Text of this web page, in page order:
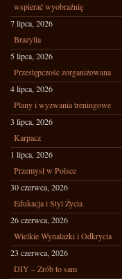
wspierać wyobraźnię
7 lipca, 2026
Brazylia
5 lipca, 2026
Przestępczośc zorganizowana
4 lipca, 2026
Plany i wyzwania treningowe
3 lipca, 2026
Karpacz
1 lipca, 2026
Przemysł w Polsce
30 czerwca, 2026
Edukacja i Styl Życia
26 czerwca, 2026
Wielkie Wynalazki i Odkrycia
23 czerwca, 2026
DIY – Zrób to sam